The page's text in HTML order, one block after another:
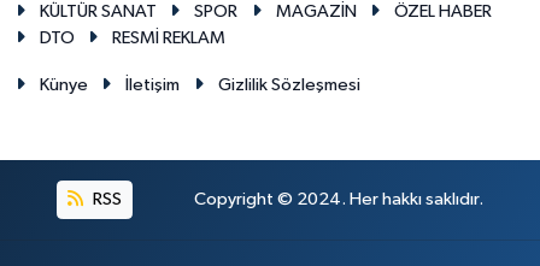
KÜLTÜR SANAT
SPOR MAGAZİN
ÖZEL HABER
DTO
RESMİ REKLAM
Künye İletişim Gizlilik Sözleşmesi
RSS Copyright © 2024. Her hakkı saklıdır.